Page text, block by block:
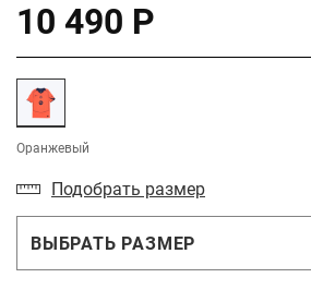
10 490 Р
Оранжевый
Подобрать размер
ВЫБРАТЬ РАЗМЕР